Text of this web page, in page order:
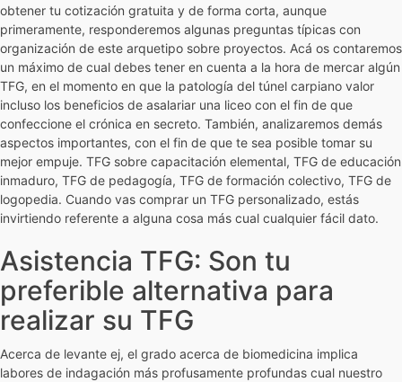
obtener tu cotización gratuita y de forma corta, aunque
primeramente, responderemos algunas preguntas típicas con
organización de este arquetipo sobre proyectos. Acá os contaremos
un máximo de cual debes tener en cuenta a la hora de mercar algún
TFG, en el momento en que la patologí­a del túnel carpiano valor
incluso los beneficios de asalariar una liceo con el fin de que
confeccione el crónica en secreto. También, analizaremos demás
aspectos importantes, con el fin de que te sea posible tomar su
mejor empuje. TFG sobre capacitación elemental, TFG de educación
inmaduro, TFG de pedagogía, TFG de formación colectivo, TFG de
logopedia. Cuando vas comprar un TFG personalizado, estás
invirtiendo referente a alguna cosa más cual cualquier fácil dato.
Asistencia TFG: Son tu
preferible alternativa para
realizar su TFG
Acerca de levante ej, el grado acerca de biomedicina implica
labores de indagación más profusamente profundas cual nuestro